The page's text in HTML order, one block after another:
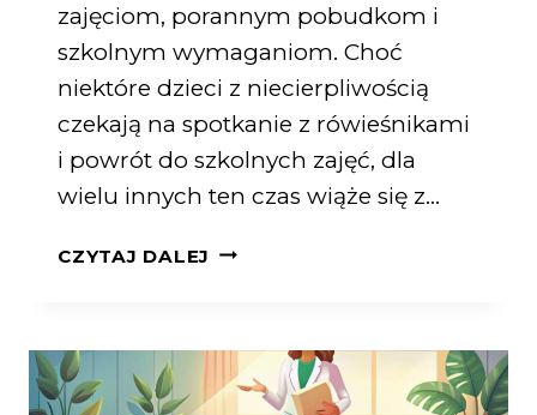
zajęciom, porannym pobudkom i
szkolnym wymaganiom. Choć
niektóre dzieci z niecierpliwością
czekają na spotkanie z rówieśnikami
i powrót do szkolnych zajęć, dla
wielu innych ten czas wiąże się z…
CZYTAJ DALEJ